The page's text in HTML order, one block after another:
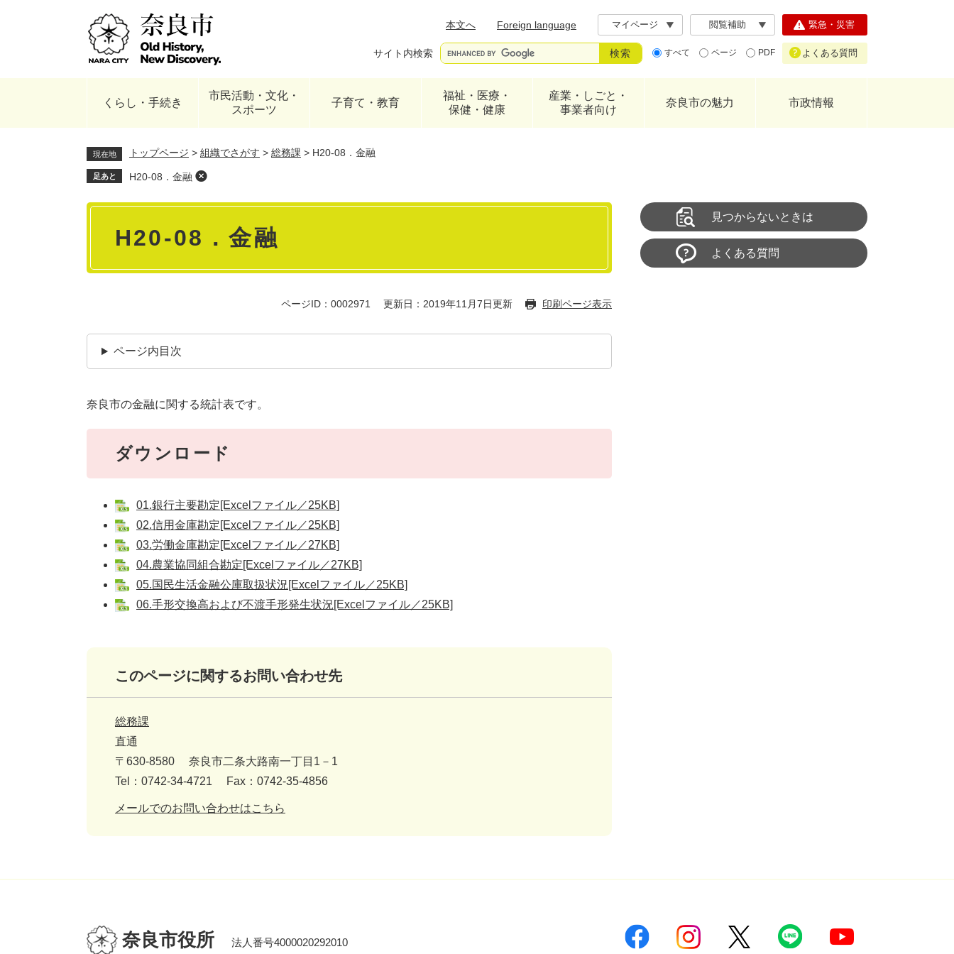
本文へ
Foreign language マイページ 閲覧補助
サイト内検索 すべて ページ PDF
緊急・災害
よくある質問
くらし・手続き
市民活動・文化・
スポーツ
子育て・教育
福祉・医療・
保健・健康
産業・しごと・
事業者向け
奈良市の魅力 市政情報
現在地 トップページ > 組織でさがす > 総務課 > H20-08．金融
足あと H20-08．金融
本
H20-08．金融
ページID：0002971 更新日：2019年11月7日更新 印刷ページ表示
ページ内目次
奈良市の金融に関する統計表です。
ダウンロード
01.銀行主要勘定[Excelファイル／25KB]
02.信用金庫勘定[Excelファイル／25KB]
03.労働金庫勘定[Excelファイル／27KB]
04.農業協同組合勘定[Excelファイル／27KB]
05.国民生活金融公庫取扱状況[Excelファイル／25KB]
06.手形交換高および不渡手形発生状況[Excelファイル／25KB]
このページに関するお問い合わせ先
総務課
直通
〒630-8580
奈良市二条大路南一丁目1－1
Tel：0742-34-4721
Fax：0742-35-4856
メールでのお問い合わせはこちら
見つからないときは
よくある質問
奈良市役所 法人番号4000020292010